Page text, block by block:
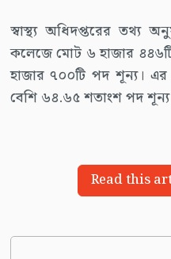
স্বাস্থ্য অধিদপ্তরের তথ্য
কলেজে মোট ৬ হাজার
হাজার ৭০০টি পদ শূন্য। এর
বেশি ৬৪.৬৫ শতাংশ পদ শূন্য
Read this